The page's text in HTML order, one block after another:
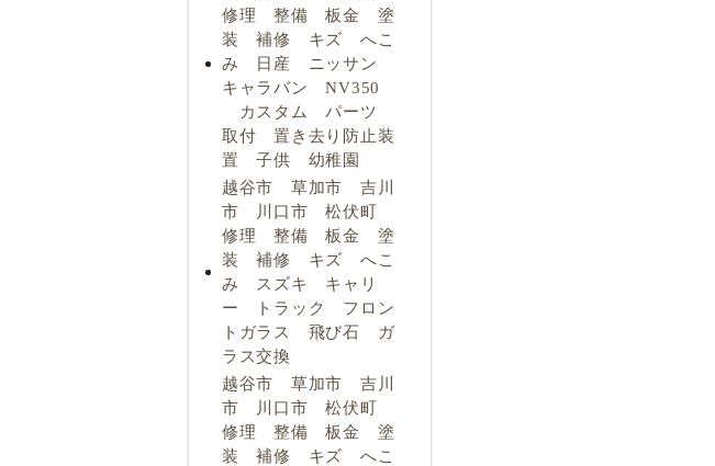
修理 整備 板金 塗
装 補修 キズ へこ
み 日産 ニッサン
キャラバン NV350
カスタム パーツ
取付 置き去り防止装
置 子供 幼稚園
越谷市 草加市 吉川
市 川口市 松伏町
修理 整備 板金 塗
装 補修 キズ へこ
み スズキ キャリ
ー トラック フロン
トガラス 飛び石 ガ
ラス交換
越谷市 草加市 吉川
市 川口市 松伏町
修理 整備 板金 塗
装 補修 キズ へこ